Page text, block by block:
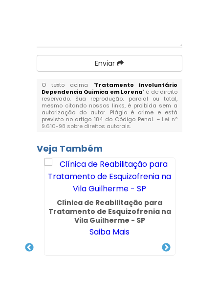
Enviar
O texto acima "Tratamento Involuntário
Dependencia Quimica em Lorena" é de direito
reservado. Sua reprodução, parcial ou total,
mesmo citando nossos links, é proibida sem a
autorização do autor. Plágio é crime e está
previsto no artigo 184 do Código Penal. – Lei n°
9.610-98 sobre direitos autorais.
Veja Também
Clínica de Reabilitação para
Tratamento de Esquizofrenia na
Vila Guilherme - SP
Saiba Mais